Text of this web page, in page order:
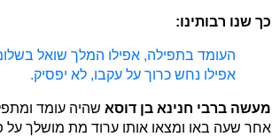
כך שנו רבותינו:
העומד בתפילה, אפילו המלך שואל
אפילו נחש כרוך על עקבו, לא יפסיק.
מעשה ברבי חנינא בן דוסא שהיה עומד
אחר שעה באו ומצאו אותו ערוד מת מושלך על